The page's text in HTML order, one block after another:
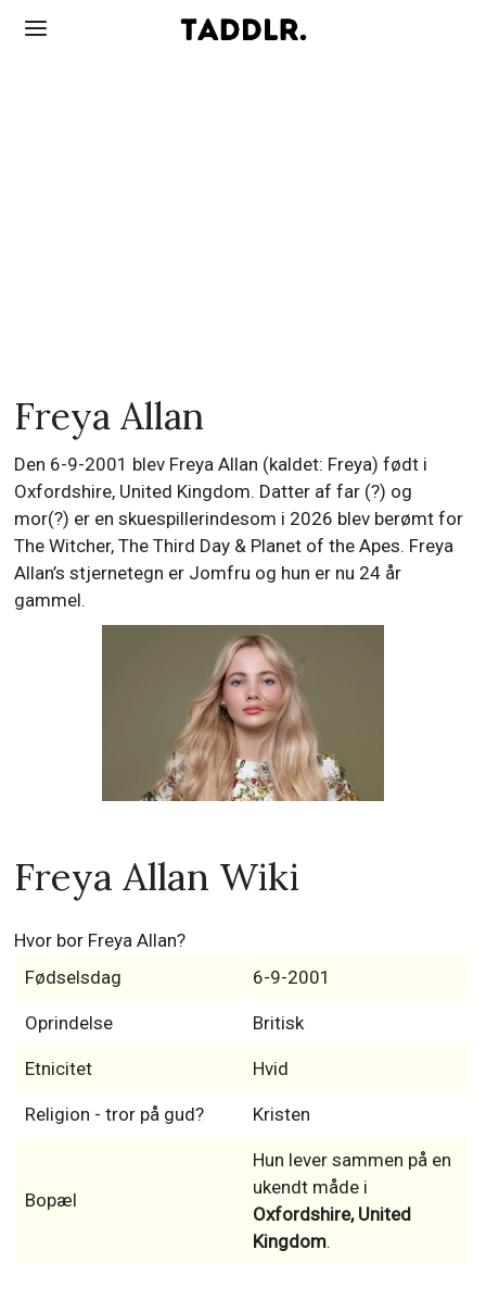
Freya Allan
Den 6-9-2001 blev Freya Allan (kaldet: Freya) født i
Oxfordshire, United Kingdom. Datter af far (?) og
mor(?) er en skuespillerindesom i 2026 blev berømt for
The Witcher, The Third Day & Planet of the Apes. Freya
Allan’s stjernetegn er Jomfru og hun er nu 24 år
gammel.
Freya Allan Wiki
Hvor bor Freya Allan?
Fødselsdag
6-9-2001
Oprindelse Britisk
Etnicitet Hvid
Religion - tror på gud? Kristen
Bopæl
Hun lever sammen på en
ukendt måde i
Oxfordshire, United
Kingdom.